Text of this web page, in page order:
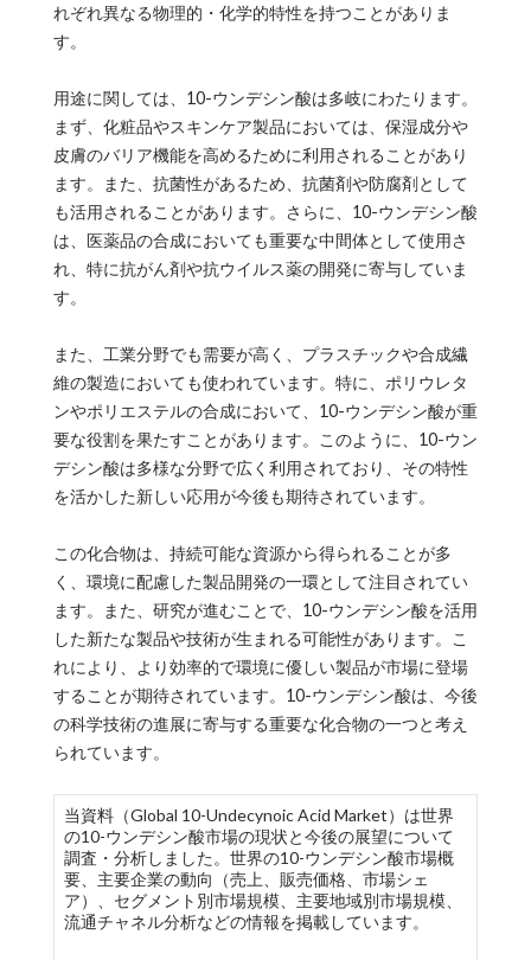
れぞれ異なる物理的・化学的特性を持つことがありま
す。
用途に関しては、10-ウンデシン酸は多岐にわたります。
まず、化粧品やスキンケア製品においては、保湿成分や
皮膚のバリア機能を高めるために利用されることがあり
ます。また、抗菌性があるため、抗菌剤や防腐剤として
も活用されることがあります。さらに、10-ウンデシン酸
は、医薬品の合成においても重要な中間体として使用さ
れ、特に抗がん剤や抗ウイルス薬の開発に寄与していま
す。
また、工業分野でも需要が高く、プラスチックや合成繊
維の製造においても使われています。特に、ポリウレタ
ンやポリエステルの合成において、10-ウンデシン酸が重
要な役割を果たすことがあります。このように、10-ウン
デシン酸は多様な分野で広く利用されており、その特性
を活かした新しい応用が今後も期待されています。
この化合物は、持続可能な資源から得られることが多
く、環境に配慮した製品開発の一環として注目されてい
ます。また、研究が進むことで、10-ウンデシン酸を活用
した新たな製品や技術が生まれる可能性があります。こ
れにより、より効率的で環境に優しい製品が市場に登場
することが期待されています。10-ウンデシン酸は、今後
の科学技術の進展に寄与する重要な化合物の一つと考え
られています。
当資料（Global 10-Undecynoic Acid Market）は世界
の10-ウンデシン酸市場の現状と今後の展望について
調査・分析しました。世界の10-ウンデシン酸市場概
要、主要企業の動向（売上、販売価格、市場シェ
ア）、セグメント別市場規模、主要地域別市場規模、
流通チャネル分析などの情報を掲載しています。